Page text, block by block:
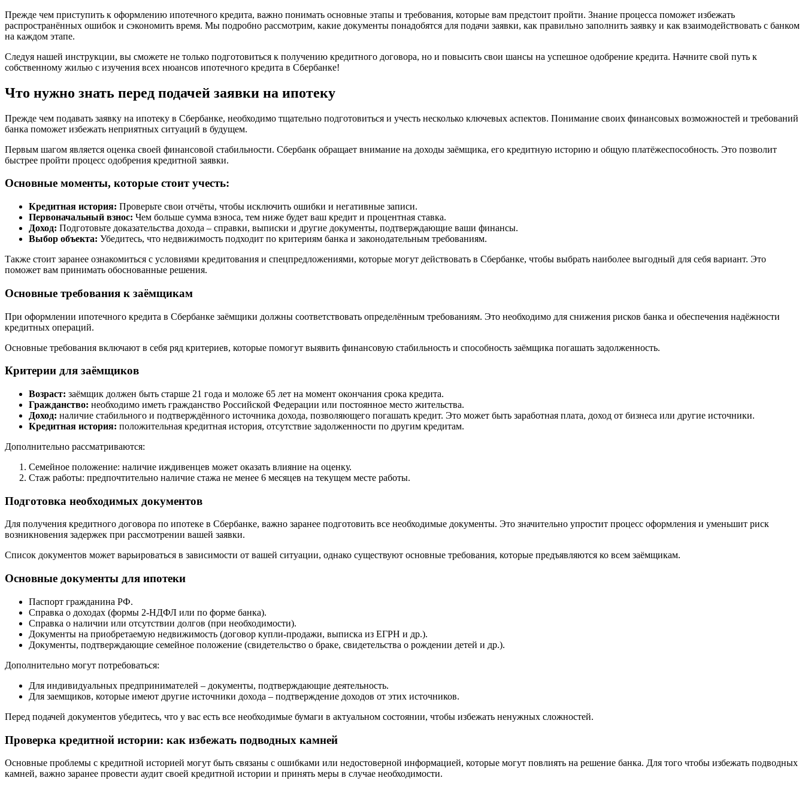
Прежде чем приступить к оформлению ипотечного кредита, важно понимать основные этапы и требования, которые вам предстоит пройти. Знание процесса поможет избежать
распространённых ошибок и сэкономить время. Мы подробно рассмотрим, какие документы понадобятся для подачи заявки, как правильно заполнить заявку и как взаимодействовать с банком
на каждом этапе.
Следуя нашей инструкции, вы сможете не только подготовиться к получению кредитного договора, но и повысить свои шансы на успешное одобрение кредита. Начните свой путь к
собственному жилью с изучения всех нюансов ипотечного кредита в Сбербанке!
Что нужно знать перед подачей заявки на ипотеку
Прежде чем подавать заявку на ипотеку в Сбербанке, необходимо тщательно подготовиться и учесть несколько ключевых аспектов. Понимание своих финансовых возможностей и требований
банка поможет избежать неприятных ситуаций в будущем.
Первым шагом является оценка своей финансовой стабильности. Сбербанк обращает внимание на доходы заёмщика, его кредитную историю и общую платёжеспособность. Это позволит
быстрее пройти процесс одобрения кредитной заявки.
Основные моменты, которые стоит учесть:
Кредитная история: Проверьте свои отчёты, чтобы исключить ошибки и негативные записи.
Первоначальный взнос: Чем больше сумма взноса, тем ниже будет ваш кредит и процентная ставка.
Доход: Подготовьте доказательства дохода – справки, выписки и другие документы, подтверждающие ваши финансы.
Выбор объекта: Убедитесь, что недвижимость подходит по критериям банка и законодательным требованиям.
Также стоит заранее ознакомиться с условиями кредитования и спецпредложениями, которые могут действовать в Сбербанке, чтобы выбрать наиболее выгодный для себя вариант. Это
поможет вам принимать обоснованные решения.
Основные требования к заёмщикам
При оформлении ипотечного кредита в Сбербанке заёмщики должны соответствовать определённым требованиям. Это необходимо для снижения рисков банка и обеспечения надёжности
кредитных операций.
Основные требования включают в себя ряд критериев, которые помогут выявить финансовую стабильность и способность заёмщика погашать задолженность.
Критерии для заёмщиков
Возраст: заёмщик должен быть старше 21 года и моложе 65 лет на момент окончания срока кредита.
Гражданство: необходимо иметь гражданство Российской Федерации или постоянное место жительства.
Доход: наличие стабильного и подтверждённого источника дохода, позволяющего погашать кредит. Это может быть заработная плата, доход от бизнеса или другие источники.
Кредитная история: положительная кредитная история, отсутствие задолженности по другим кредитам.
Дополнительно рассматриваются:
Семейное положение: наличие иждивенцев может оказать влияние на оценку.
Стаж работы: предпочтительно наличие стажа не менее 6 месяцев на текущем месте работы.
Подготовка необходимых документов
Для получения кредитного договора по ипотеке в Сбербанке, важно заранее подготовить все необходимые документы. Это значительно упростит процесс оформления и уменьшит риск
возникновения задержек при рассмотрении вашей заявки.
Список документов может варьироваться в зависимости от вашей ситуации, однако существуют основные требования, которые предъявляются ко всем заёмщикам.
Основные документы для ипотеки
Паспорт гражданина РФ.
Справка о доходах (формы 2-НДФЛ или по форме банка).
Справка о наличии или отсутствии долгов (при необходимости).
Документы на приобретаемую недвижимость (договор купли-продажи, выписка из ЕГРН и др.).
Документы, подтверждающие семейное положение (свидетельство о браке, свидетельства о рождении детей и др.).
Дополнительно могут потребоваться:
Для индивидуальных предпринимателей – документы, подтверждающие деятельность.
Для заемщиков, которые имеют другие источники дохода – подтверждение доходов от этих источников.
Перед подачей документов убедитесь, что у вас есть все необходимые бумаги в актуальном состоянии, чтобы избежать ненужных сложностей.
Проверка кредитной истории: как избежать подводных камней
Основные проблемы с кредитной историей могут быть связаны с ошибками или недостоверной информацией, которые могут повлиять на решение банка. Для того чтобы избежать подводных
камней, важно заранее провести аудит своей кредитной истории и принять меры в случае необходимости.